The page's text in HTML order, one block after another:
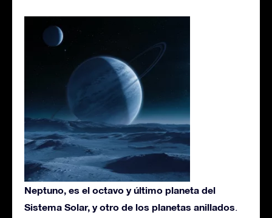
Neptuno, es el octavo y último planeta del
Sistema Solar, y otro de los planetas anillados.